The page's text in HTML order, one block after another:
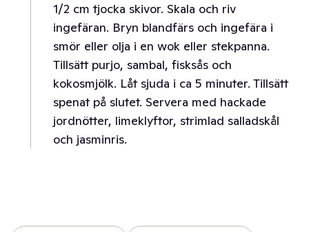
1/2 cm tjocka skivor. Skala och riv
ingefäran. Bryn blandfärs och ingefära i
smör eller olja i en wok eller stekpanna.
Tillsätt purjo, sambal, fisksås och
kokosmjölk. Låt sjuda i ca 5 minuter. Tillsätt
spenat på slutet. Servera med hackade
jordnötter, limeklyftor, strimlad salladskål
och jasminris.